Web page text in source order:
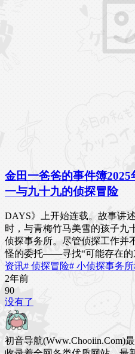
金田一爸爸的事件簿2025
一与九十九的侦探冒险
DAYS》上开始连载。故事讲
时，与青梅竹马美雪的孩子九
侦探事务所。尽管侦探工作并
怪的委托——寻找“可能存在的
资讯# 侦探冒险# 小侦探事务所
2年前
90
没有了
初音导航(Www.Chooiin.Com)